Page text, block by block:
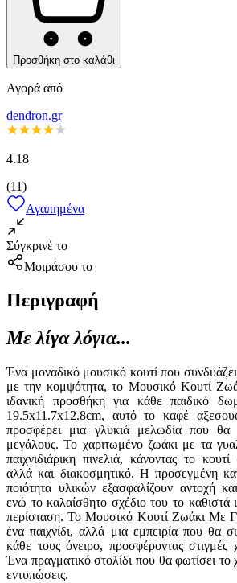
Προσθήκη στο καλάθι
Αγορά από
dendron.gr
4.18
(11)
Αγαπημένα
Σύγκρινέ το
Μοιράσου το
Περιγραφή
Με λίγα λόγια...
Ένα μοναδικό μουσικό κουτί που
με την κομψότητα, το Μουσικό Κουτί
ιδανική προσθήκη για κάθε παιδικό
19.5x11.7x12.8cm, αυτό το καφέ
προσφέρει μια γλυκιά μελωδία που θα
μεγάλους. Το χαριτωμένο ζωάκι με τα
παιχνιδιάρικη πινελιά, κάνοντας το
αλλά και διακοσμητικό. Η προσεγμένη
ποιότητα υλικών εξασφαλίζουν αντοχή
ενώ το καλαίσθητο σχέδιο του το καθιστά
περίσταση. Το Μουσικό Κουτί Ζωάκι Με
ένα παιχνίδι, αλλά μια εμπειρία που θα
κάθε τους όνειρο, προσφέροντας στιγμές
Ένα πραγματικό στολίδι που θα φωτίσει το
εντυπώσεις.